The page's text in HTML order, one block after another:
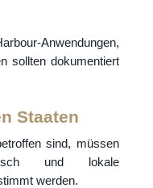
Anwendungen,
sollten dokumentiert
Staaten
sind, müssen
und lokale
werden.